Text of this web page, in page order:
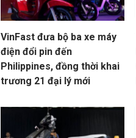
VinFast đưa bộ ba xe máy
điện đổi pin đến
Philippines, đồng thời khai
trương 21 đại lý mới